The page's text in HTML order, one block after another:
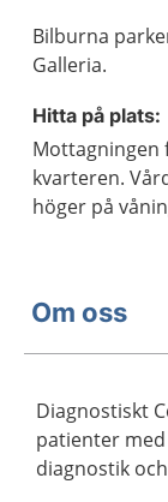
Bilburna
Galleria.
Hitta på plats:
Mottagningen
kvarteren.
höger på
Om oss
Diagnostiskt
patienter
diagnostik